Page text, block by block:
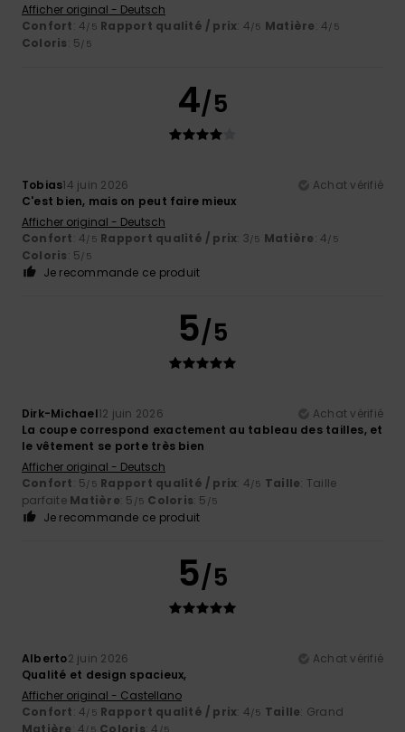
Afficher original - Deutsch
Confort: 4/5 Rapport qualité / prix: 4/5 Matière: 4/5
Coloris: 5/5
4/5
Tobias14 juin 2026
Achat vérifié
C'est bien, mais on peut faire mieux
Afficher original - Deutsch
Confort: 4/5 Rapport qualité / prix: 3/5 Matière: 4/5
Coloris: 5/5
Je recommande ce produit
5/5
Dirk-Michael12 juin 2026
Achat vérifié
La coupe correspond exactement au tableau des tailles, et
le vêtement se porte très bien
Afficher original - Deutsch
Confort: 5/5 Rapport qualité / prix: 4/5 Taille: Taille
parfaite Matière: 5 /5 Coloris: 5 /5
Je recommande ce produit
5/5
Alberto2 juin 2026
Achat vérifié
Qualité et design spacieux,
Afficher original - Castellano
Confort: 4/5 Rapport qualité / prix: 4/5 Taille: Grand
Matière: 4/5 Coloris: 4 /5